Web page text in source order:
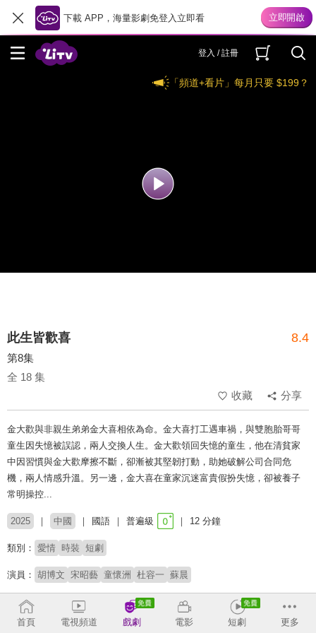
下載 APP，海量影劇免登入立即看
登入 / 註冊
「頻道+看片」每月只要 $199？
此生皆歡喜 8.4
第8集
全 18 集
收藏
分享
金大歡與非親生弟弟金大喜相依為命。金大喜打工遇車禍，與雙胞胎哥哥
童生因失憶被誤認，兩人交換人生。金大歡領回失憶的童生，他在清貧家
中因習慣與金大歡摩擦不斷，卻漸被其堅韌打動，助她破解公司合同危
機，兩人情感升溫。另一邊，金大喜在童家沉迷富貴假扮失憶，卻被養子
常明操控...
2025 中國 國語 普遍級 12 分鐘
類別： 愛情 時裝 短劇
演員： 胡博文 宋昭藝 童懷洲 杜容一 蘇晨
導演：
# 身分交換 # 姊弟戀# 短劇推薦# 熱門短劇 # 免費短劇
首頁 電視頻道 戲劇 電影 短劇 更多